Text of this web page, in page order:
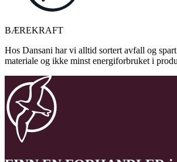
BÆREKRAFT
Hos Dansani har vi alltid sortert avfall og
materiale og ikke minst energiforbruket i